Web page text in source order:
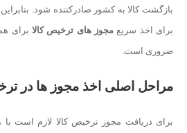
بازگشت کالا به کشور صادرکننده شود.
برای اخذ سریع مجوز های ترخیص کالا برای
ضروری است.
مراحل اصلی اخذ مجوز ها در
برای دریافت مجوز ترخیص کالا لازم است با